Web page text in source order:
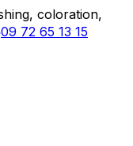
coloration,
09 72 65 13 15